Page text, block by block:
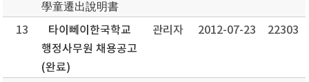
學童遷出說明書
13
타이뻬이한국학교
행정사무원 채용공고
(완료)
관리자 2012-07-23 22303